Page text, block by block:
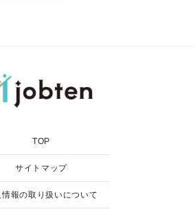
TOP
サイトマップ
情報の取り扱いについて